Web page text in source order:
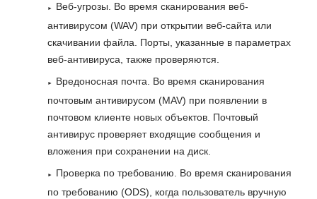
Веб-угрозы. Во время сканирования веб-
антивирусом (WAV) при открытии веб-сайта или
скачивании файла. Порты, указанные в параметрах
веб-антивируса, также проверяются.
Вредоносная почта. Во время сканирования
почтовым антивирусом (MAV) при появлении в
почтовом клиенте новых объектов. Почтовый
антивирус проверяет входящие сообщения и
вложения при сохранении на диск.
Проверка по требованию. Во время сканирования
по требованию (ODS), когда пользователь вручную